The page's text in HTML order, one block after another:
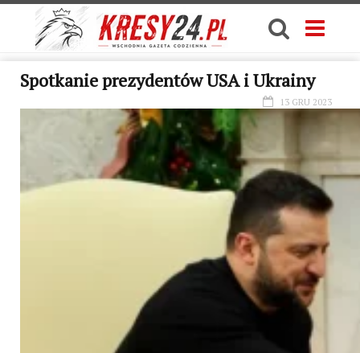
Spotkanie prezydentów USA i Ukrainy
13 GRU 2023